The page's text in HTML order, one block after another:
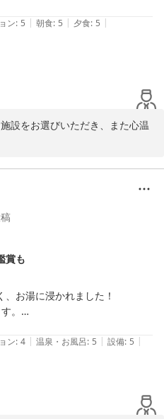
いません。いただいたご意見は
考とさせていただきます。
ンチについてもご関心をお寄せ
回はぜひ、また違った形で施設
私どもにとって何よりの励みで
ます日をスタッフ一同、心より
Ａ ７５３
ませんが、Netflixが見られるの
ゲームの貸し出しもあり、飽きる
た。掃除が行き届いており、清潔
。BBQ、ドリンクオールインク
クが豊富にありいろいろ楽しめま
に量も多く、お腹いっぱいになり
の食事で地元野菜や卵、人気のパ
何よりスタッフの方々が皆さんい
い人たちで、絶対またここに来た
いと思います。
ン: 5 | 朝食: 5 | 夕食: 5 |
設をお選びいただき、また心温
誠にありがとうございます。
選びいただき、お部屋に入った
族皆様のご様子を想像し、スタ
いたしました。
ゲームの貸し出しなどもお楽し
ンクやBBQ、朝食につきまして
嬉しく思っております。地元食
などもお気に召していただけた
いて温かいお言葉を頂戴し、お
言葉までいただけましたこと
賞も
お湯に浸かれました！
。
も✨
いイメージでした。
ン: 4 | 温泉・お風呂: 5 | 設備: 5 |